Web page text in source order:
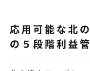
応用可能な北
の５段階利益